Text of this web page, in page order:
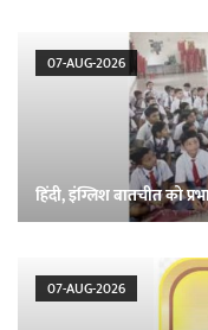
07-AUG-2026
हिंदी, इंग्लिश बातचीत को
07-AUG-2026